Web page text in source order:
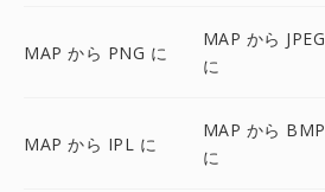
MAP から PNG に
MAP から JPEG
に
MAP から IPL に
MAP から BMP
に